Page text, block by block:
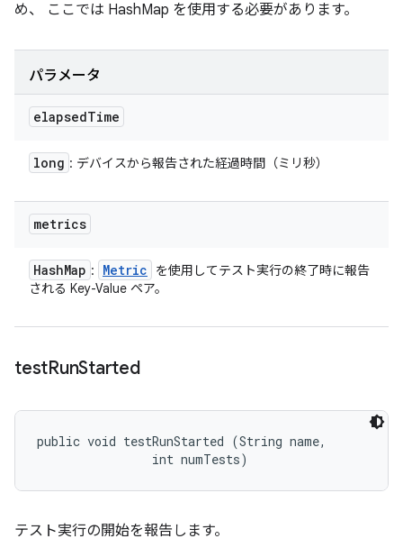
め、 ここでは HashMap を使用する必要があります。
パラメータ
elapsedTime
long : デバイスから報告された経過時間（ミリ秒）
metrics
HashMap : Metric
を使用してテスト実行の終了時に報告
される Key-Value ペア。
testRunStarted
public void testRunStarted (String name,
                int numTests)
テスト実行の開始を報告します。